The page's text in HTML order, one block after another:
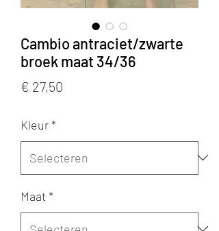
Cambio antraciet/zwarte
broek maat 34/36
€ 27,50
Kleur*
Maat*